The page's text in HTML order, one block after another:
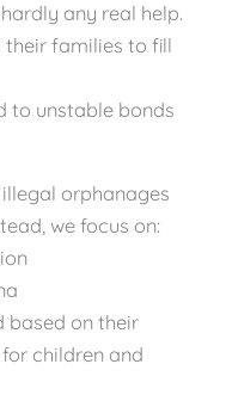
any real help.
their families to fill
to unstable bonds
orphanages
we focus on:
based on their
children and